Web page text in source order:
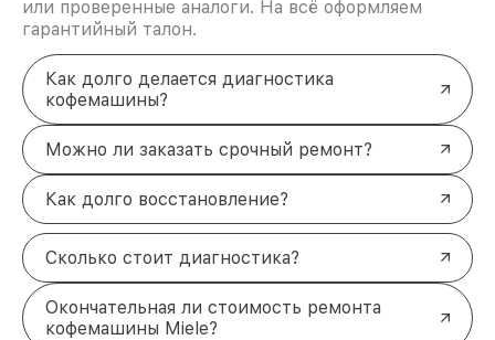
или проверенные аналоги. На всё оформляем
гарантийный талон.
Как долго делается диагностика
кофемашины?
Можно ли заказать срочный ремонт?
Как долго восстановление?
Сколько стоит диагностика?
Окончательная ли стоимость ремонта
кофемашины Miele?